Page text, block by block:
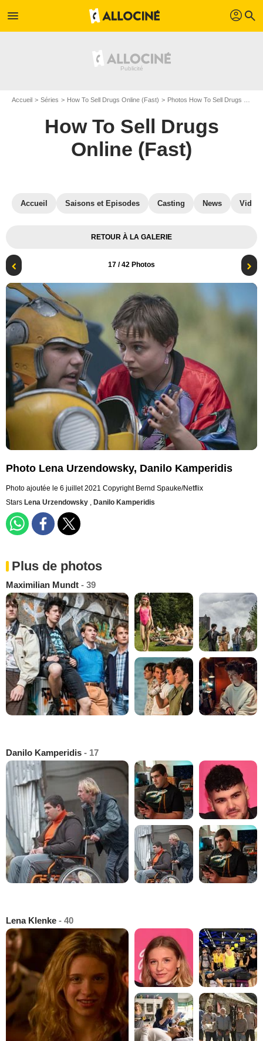
menu profil search
Accueil Séries How To Sell Drugs Online (Fast) Photos How To Sell Drugs Online (Fast)
How To Sell Drugs
Online (Fast)
Accueil Saisons et Episodes Casting News
RETOUR À LA GALERIE
17 / 42 Photos
Photo Lena Urzendowsky, Danilo Kamperidis
Photo ajoutée le 6 juillet 2021 Copyright Bernd Spauke/Netflix
Stars Lena Urzendowsky , Danilo Kamperidis
Plus de photos
Maximilian Mundt - 39
Danilo Kamperidis - 17
Lena Klenke - 40